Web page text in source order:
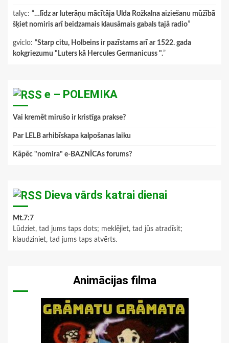
talyc: “…līdz ar luterāņu mācītāja Ulda Rožkalna aiziešanu mūžībā
šķiet nomiris arī beidzamais klausāmais gabals tajā radio”
gviclo: “Starp citu, Holbeins ir pazīstams arī ar 1522. gada
kokgriezumu "Luters kā Hercules Germanicuss ".”
e – POLEMIKA
Vai kremēt mirušo ir kristīga prakse?
Par LELB arhibīskapa kalpošanas laiku
Kāpēc "nomira" e-BAZNĪCAs forums?
Dieva vārds katrai dienai
Mt.7:7
Lūdziet, tad jums taps dots; meklējiet, tad jūs atradīsit;
klaudziniet, tad jums taps atvērts.
Animācijas filma